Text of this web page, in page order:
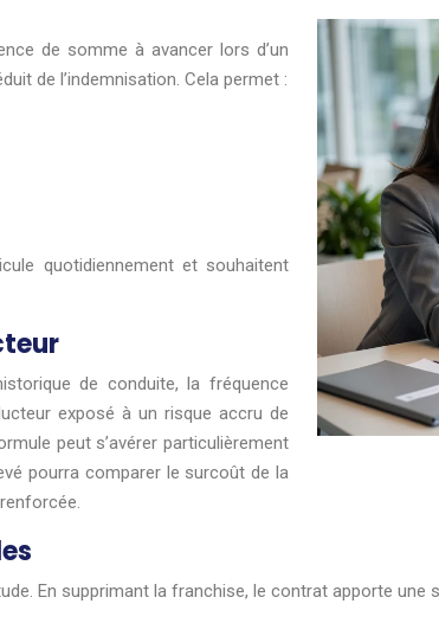
de somme à avancer lors d’un
de l’indemnisation. Cela permet :
quotidiennement et souhaitent
de conduite, la fréquence
exposé à un risque accru de
peut s’avérer particulièrement
pourra comparer le surcoût de la
En supprimant la franchise, le contrat apporte